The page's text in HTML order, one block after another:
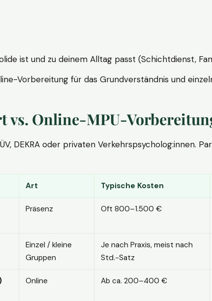
ist und zu deinem Alltag passt (Schichtdienst,
Vorbereitung für das Grundverständnis und
vs. Online-MPU-
DEKRA oder privaten Verkehrspsycholog:innen.
Art Typische Kosten
Präsenz Oft 800–1.500 €
Einzel / kleine
Gruppen
Je nach Praxis, meist nach
Std.-Satz
Online Ab ca. 200–400 €